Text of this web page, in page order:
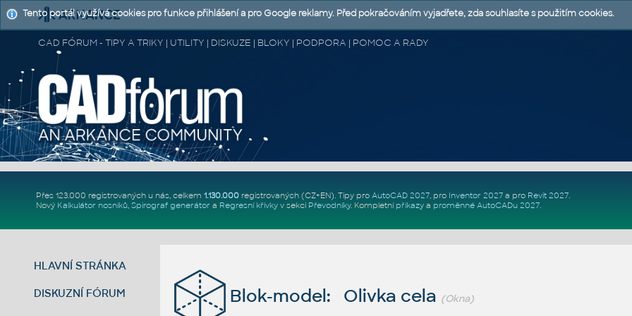
CAD FÓRUM - TIPY A TRIKY | UTILITY | DISKUZE | BLOKY | PODPORA | POMOC A RADY
Přes 123.000 registrovaných u nás, celkem 1.130.000registrovaných (CZ+EN). Tipy pro AutoCAD 2027, pro Inventor 2027a pro Revit 2027.
Nový Kalkulátor nosníků, Spirograf generátor a Regresní křivkyv sekci Převodníky. Kompletní příkazya proměnné AutoCADu 2027.
HLAVNÍ STRÁNKA
DISKUZNÍ FÓRUM Blok-model: Olivka cela (Okna)
Tento portál využívá cookies pro funkce přihlášení a pro Google reklamy. Před pokračováním vyjadřete, zda souhlasíte s použitím cookies.